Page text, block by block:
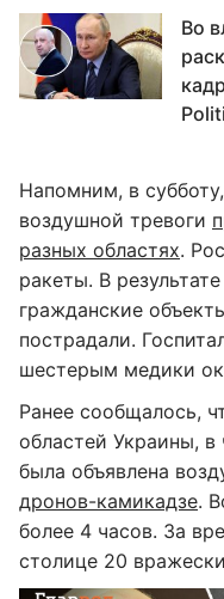
Во
Напомним, в
воздушной тревоги
разных областях.
ракеты. В
гражданские
пострадали.
шестерым медики
Ранее сообщалось,
областей Украины, в
была объявлена
дронов-камикадзе.
более 4 часов. За
столице 20